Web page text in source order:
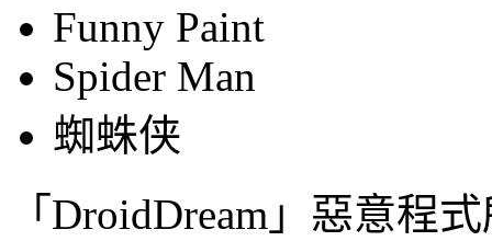
Funny Paint
Spider Man
蜘蛛侠
「DroidDream」惡意程